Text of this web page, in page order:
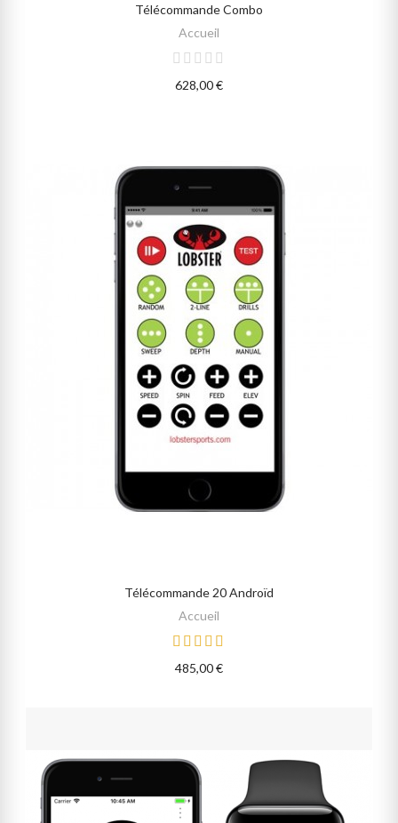
SELECT OPTIONS
Télécommande Combo
Accueil
628,00 €
AJOUTER AU PANIER
Télécommande 20 Androïd
Accueil
485,00 €